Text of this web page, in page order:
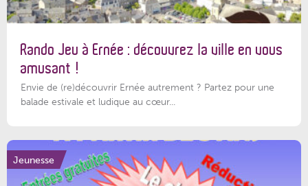
Rando Jeu à Ernée : découvrez la ville en vous
amusant !
Envie de (re)découvrir Ernée autrement ? Partez pour une
balade estivale et ludique au cœur...
Jeunesse